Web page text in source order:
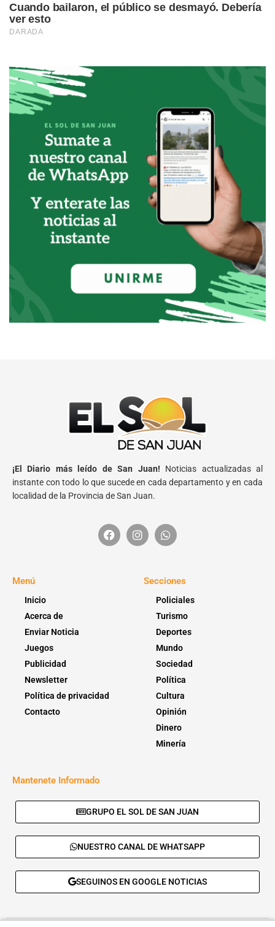
¡El Diario más leído de San Juan! Noticias actualizadas al
instante con todo lo que sucede en cada departamento y en cada
localidad de la Provincia de San Juan.
Menú
Inicio
Acerca de
Enviar Noticia
Juegos
Publicidad
Newsletter
Política de privacidad
Contacto
Secciones
Policiales
Turismo
Deportes
Mundo
Sociedad
Política
Cultura
Opinión
Dinero
Minería
Mantenete Informado
GRUPO EL SOL DE SAN JUAN
NUESTRO CANAL DE WHATSAPP
SEGUINOS EN GOOGLE NOTICIAS